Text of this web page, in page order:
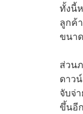
ทั้งนี้
ลูกค้
ขนา
ส่วน
ดาว
จับจ่
ขึ้นอี